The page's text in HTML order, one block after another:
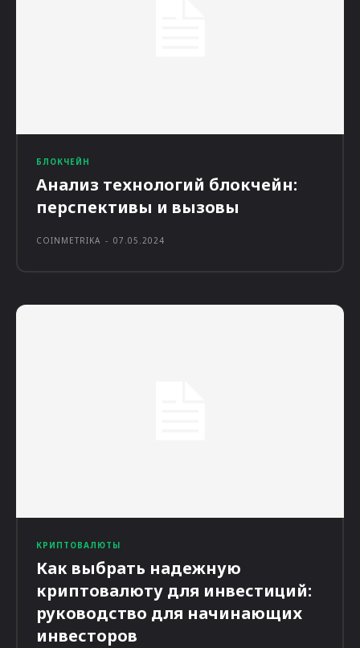
БЛОКЧЕЙН
Анализ технологий блокчейн:
перспективы и вызовы
COINMETRIKA - 07.05.2024
КРИПТОВАЛЮТЫ
Как выбрать надежную
криптовалюту для инвестиций:
руководство для начинающих
инвесторов